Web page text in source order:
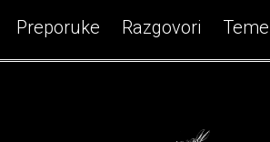
Preporuke Razgovori Teme